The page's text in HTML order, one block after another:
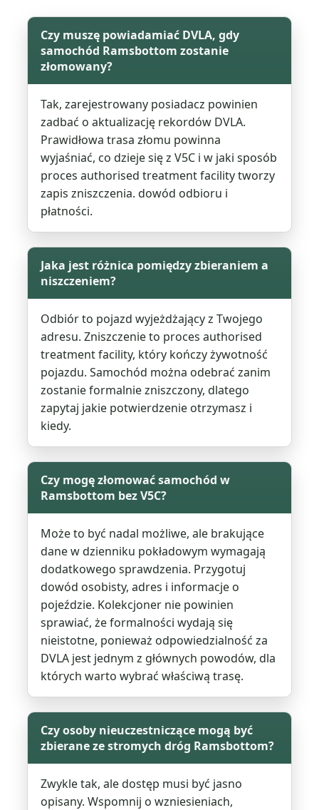
Czy muszę powiadamiać DVLA, gdy
samochód Ramsbottom zostanie
złomowany?
Tak, zarejestrowany posiadacz powinien
zadbać o aktualizację rekordów DVLA.
Prawidłowa trasa złomu powinna
wyjaśniać, co dzieje się z V5C i w jaki sposób
proces authorised treatment facility tworzy
zapis zniszczenia. dowód odbioru i
płatności.
Jaka jest różnica pomiędzy zbieraniem a
niszczeniem?
Odbiór to pojazd wyjeżdżający z Twojego
adresu. Zniszczenie to proces authorised
treatment facility, który kończy żywotność
pojazdu. Samochód można odebrać zanim
zostanie formalnie zniszczony, dlatego
zapytaj jakie potwierdzenie otrzymasz i
kiedy.
Czy mogę złomować samochód w
Ramsbottom bez V5C?
Może to być nadal możliwe, ale brakujące
dane w dzienniku pokładowym wymagają
dodatkowego sprawdzenia. Przygotuj
dowód osobisty, adres i informacje o
pojeździe. Kolekcjoner nie powinien
sprawiać, że formalności wydają się
nieistotne, ponieważ odpowiedzialność za
DVLA jest jednym z głównych powodów, dla
których warto wybrać właściwą trasę.
Czy osoby nieuczestniczące mogą być
zbierane ze stromych dróg Ramsbottom?
Zwykle tak, ale dostęp musi być jasno
opisany. Wspomnij o wzniesieniach,